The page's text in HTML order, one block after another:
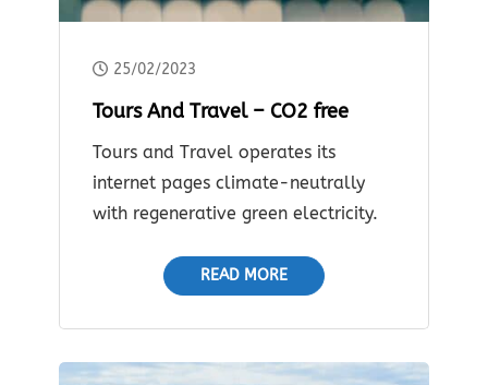
25/02/2023
Tours And Travel – CO2 free
Tours and Travel operates its
internet pages climate-neutrally
with regenerative green electricity.
READ MORE